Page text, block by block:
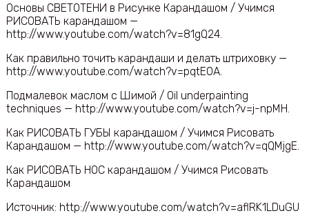
Основы СВЕТОТЕНИ в Рисунке Карандашом / Учимся
РИСОВАТЬ карандашом —
http://www.youtube.com/watch?v=81gQ24.
Как правильно точить карандаши и делать штриховку —
http://www.youtube.com/watch?v=pqtE0A.
Подмалевок маслом с Шимой / Oil underpainting
techniques — http://www.youtube.com/watch?v=j-npMH.
Как РИСОВАТЬ ГУБЫ карандашом / Учимся Рисовать
Карандашом — http://www.youtube.com/watch?v=qQMjgE.
Как РИСОВАТЬ НОС карандашом / Учимся Рисовать
Карандашом
Источник: http://www.youtube.com/watch?v=aflRK1LDuGU